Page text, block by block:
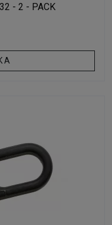
- 2 - PACK